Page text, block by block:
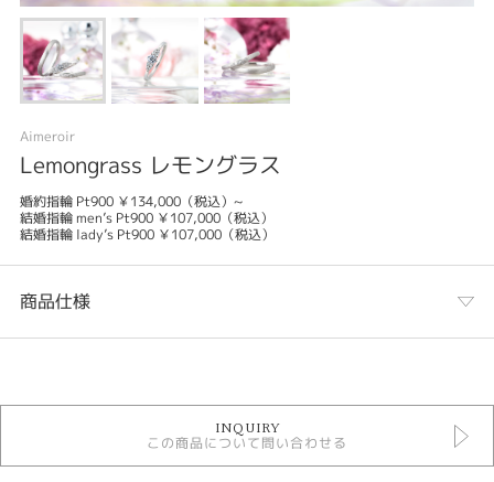
Aimeroir
Lemongrass レモングラス
婚約指輪 Pt900 ￥134,000（税込）~
結婚指輪 men’s Pt900 ￥107,000（税込）
結婚指輪 lady’s Pt900 ￥107,000（税込）
商品仕様
セットリング ラグジュアリー
エメルワール セットリング
INQUIRY
この商品について問い合わせる